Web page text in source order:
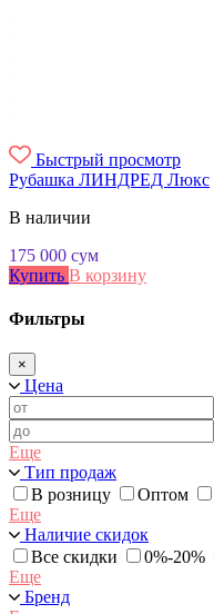
Быстрый просмотр
Рубашка ЛИНДРЕД Люкс
В наличии
175 000 сум
Купить В корзину
Фильтры
×
Цена
Еще
Тип продаж
В розницу
Оптом
Еще
Наличие скидок
Все скидки
0%-20%
Еще
Бренд